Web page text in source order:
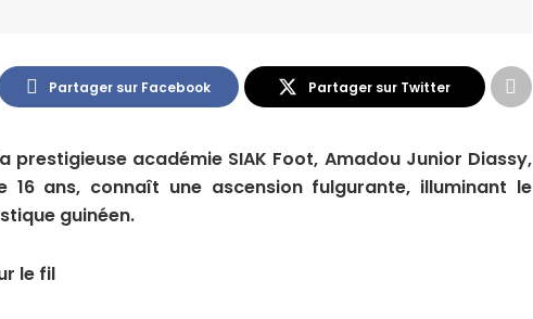
Partager sur Facebook Partager sur Twitter
prestigieuse académie SIAK Foot, Amadou Junior Diassy,
16 ans, connaît une ascension fulgurante, illuminant le
guinéen.
le fil